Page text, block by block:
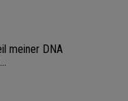
meiner DNA